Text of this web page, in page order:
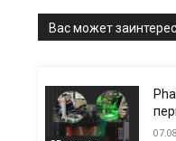
Вас может